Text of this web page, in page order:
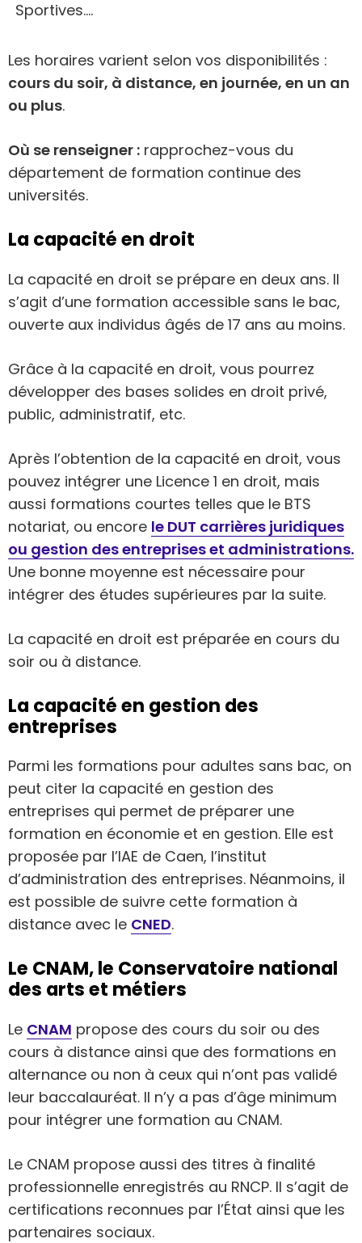
Sportives….
Les horaires varient selon vos disponibilités :
cours du soir, à distance, en journée, en un an
ou plus.
Où se renseigner : rapprochez-vous du
département de formation continue des
universités.
La capacité en droit
La capacité en droit se prépare en deux ans. Il
s’agit d’une formation accessible sans le bac,
ouverte aux individus âgés de 17 ans au moins.
Grâce à la capacité en droit, vous pourrez
développer des bases solides en droit privé,
public, administratif, etc.
Après l’obtention de la capacité en droit, vous
pouvez intégrer une Licence 1 en droit, mais
aussi formations courtes telles que le BTS
notariat, ou encore le DUT carrières juridiques
ou gestion des entreprises et administrations.
Une bonne moyenne est nécessaire pour
intégrer des études supérieures par la suite.
La capacité en droit est préparée en cours du
soir ou à distance.
La capacité en gestion des
entreprises
Parmi les formations pour adultes sans bac, on
peut citer la capacité en gestion des
entreprises qui permet de préparer une
formation en économie et en gestion. Elle est
proposée par l’IAE de Caen, l’institut
d’administration des entreprises. Néanmoins, il
est possible de suivre cette formation à
distance avec le CNED.
Le CNAM, le Conservatoire national
des arts et métiers
Le CNAM propose des cours du soir ou des
cours à distance ainsi que des formations en
alternance ou non à ceux qui n’ont pas validé
leur baccalauréat. Il n’y a pas d’âge minimum
pour intégrer une formation au CNAM.
Le CNAM propose aussi des titres à finalité
professionnelle enregistrés au RNCP. Il s’agit de
certifications reconnues par l’État ainsi que les
partenaires sociaux.